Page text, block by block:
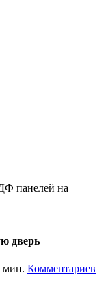
панелей на
дверь
мин. Комментариев